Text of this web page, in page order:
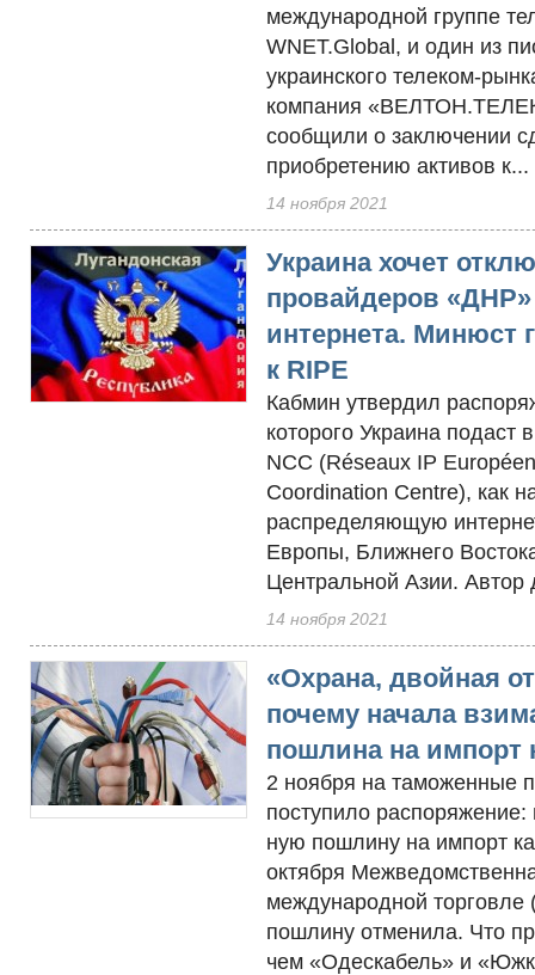
международной группе
WNET.Global, и один из
украинского телеком-
компания
сообщили о заключении
приобретению активов к...
14 ноября 2021
Украина хочет
провайдеров «ДНР»
интернета. Минюст
к RIPE
Кабмин утвердил
которого Украина подаст
NCC (Réseaux IP
Coordination Centre), как
распределяющую
Европы, Ближнего
Центральной Азии. Автор
14 ноября 2021
«Охрана, двойная
почему начала
пошлина на импорт
2 ноября на таможенные
поступило распоряжение:
ную пошлину на импорт
октября
международной
пошлину отменила. Что
чем «Одескабель» и